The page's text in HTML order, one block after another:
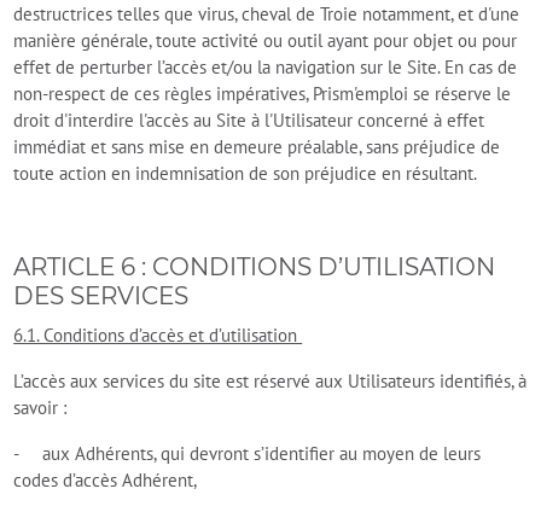
destructrices telles que virus, cheval de Troie notamment, et d'une
manière générale, toute activité ou outil ayant pour objet ou pour
effet de perturber l’accès et/ou la navigation sur le Site. En cas de
non-respect de ces règles impératives, Prism'emploi se réserve le
droit d'interdire l'accès au Site à l'Utilisateur concerné à effet
immédiat et sans mise en demeure préalable, sans préjudice de
toute action en indemnisation de son préjudice en résultant.
ARTICLE 6 : CONDITIONS D’UTILISATION
DES SERVICES
6.1. Conditions d’accès et d’utilisation
L’accès aux services du site est réservé aux Utilisateurs identifiés, à
savoir :
- aux Adhérents, qui devront s’identifier au moyen de leurs
codes d’accès Adhérent,